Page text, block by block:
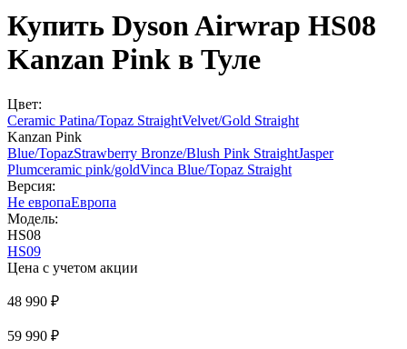
Купить Dyson Airwrap HS08
Kanzan Pink в Туле
Цвет:
Ceramic Patina/Topaz StraightVelvet/Gold Straight
Kanzan Pink
Blue/TopazStrawberry Bronze/Blush Pink StraightJasper
Plumceramic pink/goldVinca Blue/Topaz Straight
Версия:
Не европаЕвропа
Модель:
HS08
HS09
Цена с учетом акции
48 990 ₽
59 990 ₽